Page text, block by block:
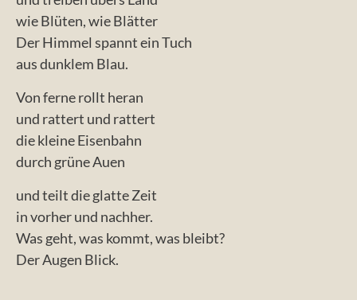
wie Blüten, wie Blätter
Der Himmel spannt ein Tuch
aus dunklem Blau.
Von ferne rollt heran
und rattert und rattert
die kleine Eisenbahn
durch grüne Auen
und teilt die glatte Zeit
in vorher und nachher.
Was geht, was kommt, was bleibt?
Der Augen Blick.